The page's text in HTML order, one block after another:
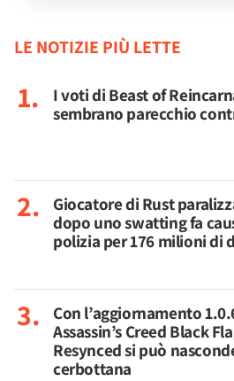
LE NOTIZIE PIÙ LETTE
I voti di Beast of
sembrano parecchio
Giocatore di Rust
dopo uno swatting fa
polizia per 176 milioni di
Con l’aggiornamento
Assassin’s Creed Black
Resynced si può
cerbottana